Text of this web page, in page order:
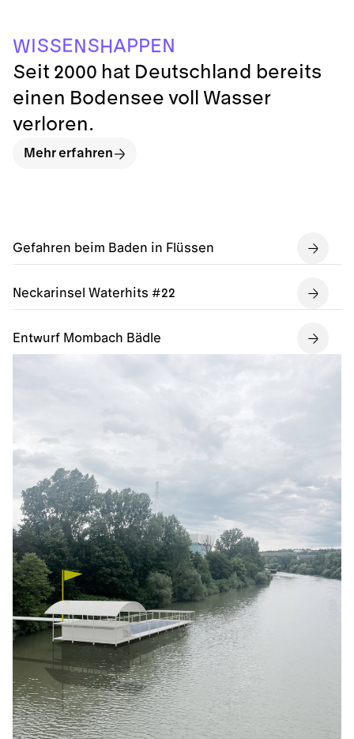
Gefahren beim Baden in Flüssen
Neckarinsel Waterhits #22
Entwurf Mombach Bädle
W SSENSHAPP E N
Seit 2000 hat Deutschland bereits
einen Bodensee voll Wasser
verloren.
Mehr erfahren